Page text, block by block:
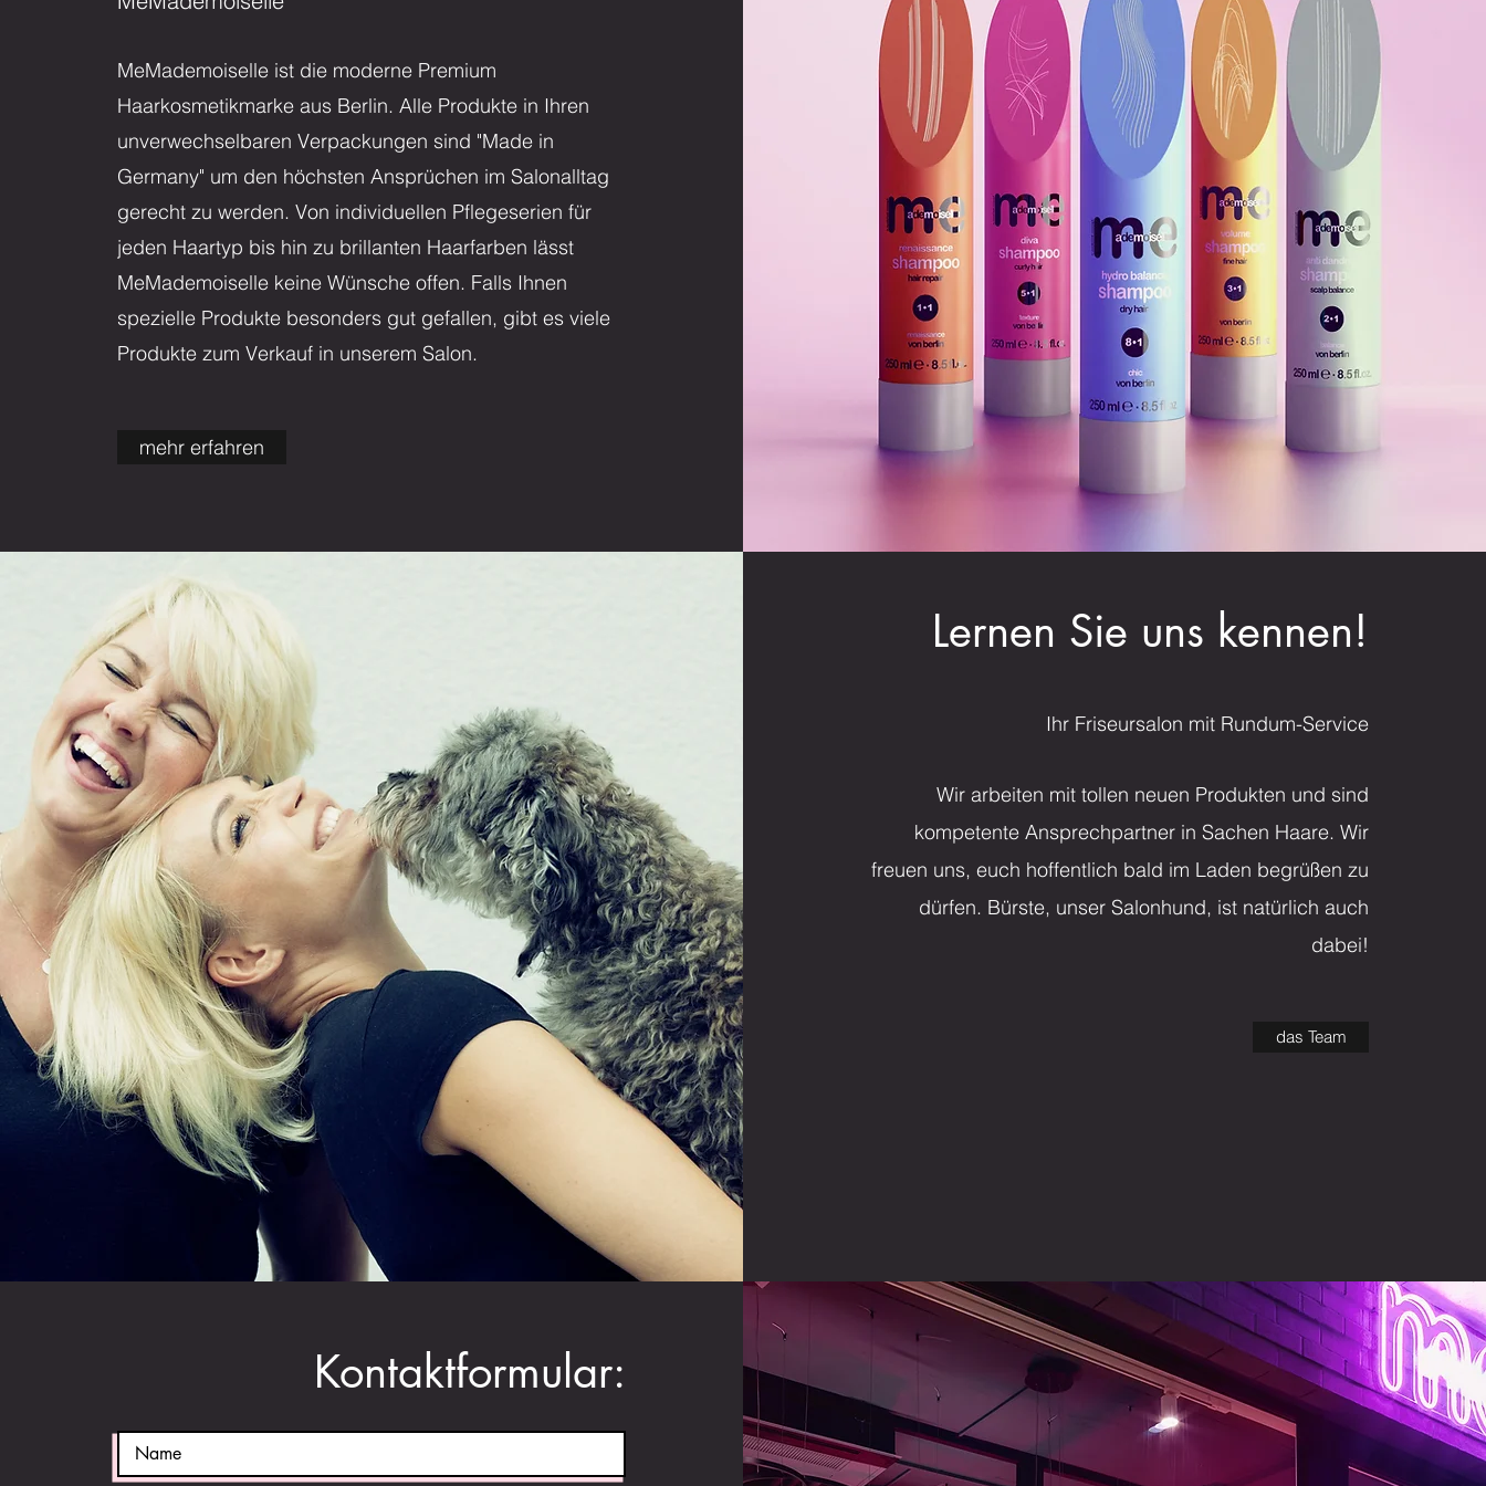
MeMademoiselle ist die moderne Premium
Haarkosmetikmarke aus Berlin. Alle Produkte in Ihren
unverwechselbaren Verpackungen sind "Made in
Germany" um den höchsten Ansprüchen im Salonalltag
gerecht zu werden. Von individuellen Pflegeserien für
jeden Haartyp bis hin zu brillanten Haarfarben lässt
MeMademoiselle keine Wünsche offen. Falls Ihnen
spezielle Produkte besonders gut gefallen, gibt es viele
Produkte zum Verkauf in unserem Salon.
mehr erfahren
Lernen Sie uns kennen!
Ihr Friseursalon mit Rundum-Service
Wir arbeiten mit tollen neuen Produkten und sind
kompetente Ansprechpartner in Sachen Haare. Wir
freuen uns, euch hoffentlich bald im Laden begrüßen zu
dürfen. Bürste, unser Salonhund, ist natürlich auch
dabei!
das Team
Kontaktformular: